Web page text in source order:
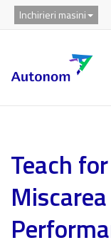
Inchirieri masini
Teach